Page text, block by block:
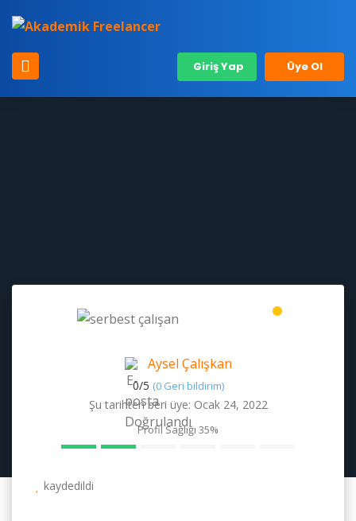
Giriş Yap Üye Ol
Aysel Çalışkan
0/5 (0 Geri bildirim)
Şu tarihten beri üye: Ocak 24, 2022
Profil Sağlığı 35%
kaydedildi